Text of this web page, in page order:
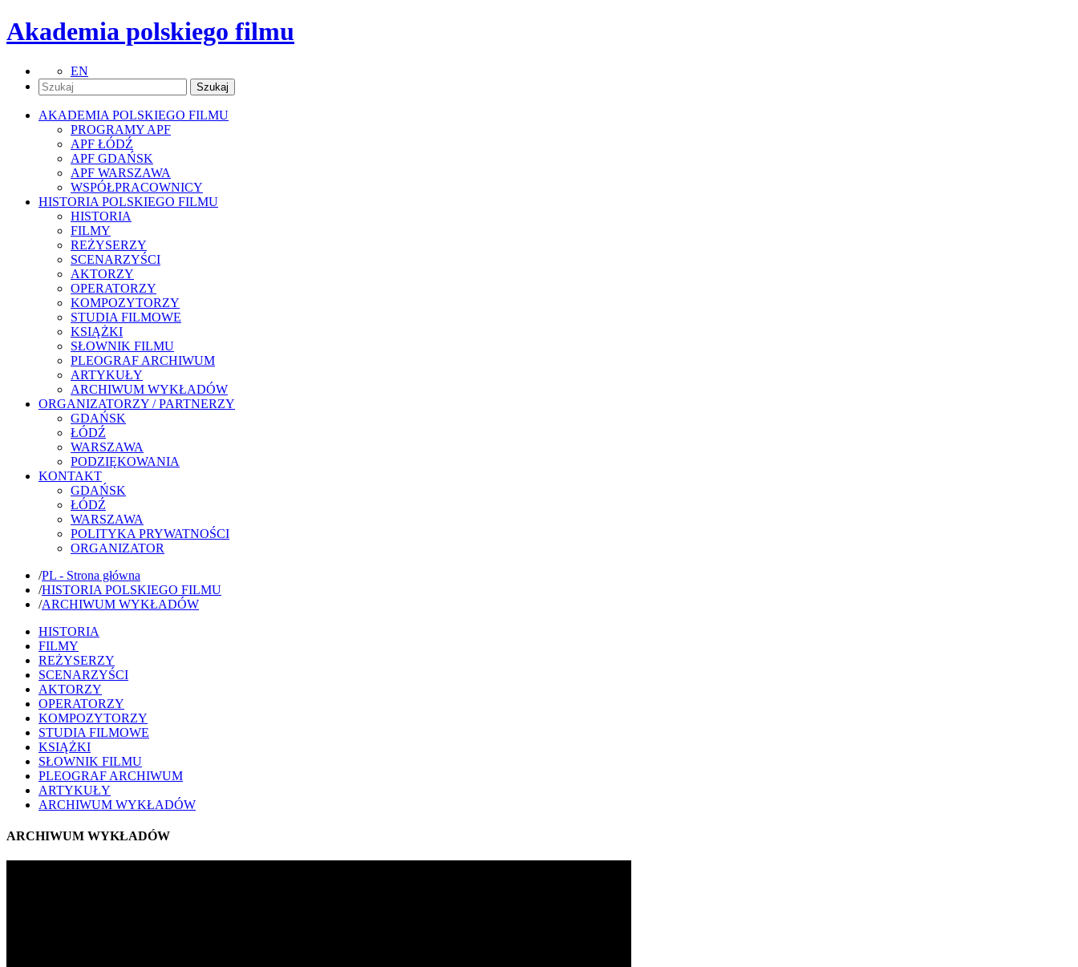
Akademia polskiego filmu
EN
AKADEMIA POLSKIEGO FILMU
PROGRAMY APF
APF ŁÓDŹ
APF GDAŃSK
APF WARSZAWA
WSPÓŁPRACOWNICY
HISTORIA POLSKIEGO FILMU
HISTORIA
FILMY
REŻYSERZY
SCENARZYŚCI
AKTORZY
OPERATORZY
KOMPOZYTORZY
STUDIA FILMOWE
KSIĄŻKI
SŁOWNIK FILMU
PLEOGRAF ARCHIWUM
ARTYKUŁY
ARCHIWUM WYKŁADÓW
ORGANIZATORZY / PARTNERZY
GDAŃSK
ŁÓDŹ
WARSZAWA
PODZIĘKOWANIA
KONTAKT
GDAŃSK
ŁÓDŹ
WARSZAWA
POLITYKA PRYWATNOŚCI
ORGANIZATOR
/PL - Strona główna
/HISTORIA POLSKIEGO FILMU
/ARCHIWUM WYKŁADÓW
HISTORIA
FILMY
REŻYSERZY
SCENARZYŚCI
AKTORZY
OPERATORZY
KOMPOZYTORZY
STUDIA FILMOWE
KSIĄŻKI
SŁOWNIK FILMU
PLEOGRAF ARCHIWUM
ARTYKUŁY
ARCHIWUM WYKŁADÓW
ARCHIWUM WYKŁADÓW